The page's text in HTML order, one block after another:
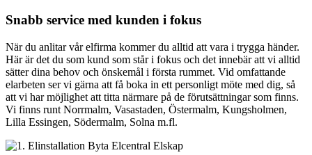
Snabb service med kunden i fokus
När du anlitar vår elfirma kommer du alltid att vara i trygga händer.
Här är det du som kund som står i fokus och det innebär att vi alltid
sätter dina behov och önskemål i första rummet. Vid omfattande
elarbeten ser vi gärna att få boka in ett personligt möte med dig, så
att vi har möjlighet att titta närmare på de förutsättningar som finns.
Vi finns runt Norrmalm, Vasastaden, Östermalm, Kungsholmen,
Lilla Essingen, Södermalm, Solna m.fl.